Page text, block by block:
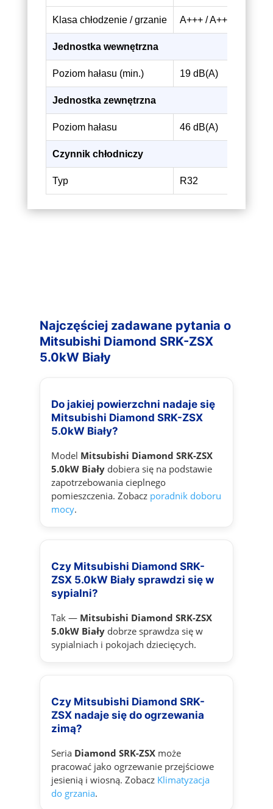
Klasa chłodzenie / grzanie A+++ / A+++
Jednostka wewnętrzna
Poziom hałasu (min.) 19 dB(A)
Jednostka zewnętrzna
Poziom hałasu 46 dB(A)
Czynnik chłodniczy
Typ R32
Najczęściej zadawane pytania o
Mitsubishi Diamond SRK-ZSX
5.0kW Biały
Do jakiej powierzchni nadaje się
Mitsubishi Diamond SRK-ZSX
5.0kW Biały?
Model Mitsubishi Diamond SRK-ZSX
5.0kW Białydobiera się na podstawie
zapotrzebowania cieplnego
pomieszczenia. Zobacz poradnik doboru
mocy.
Czy Mitsubishi Diamond SRK-
ZSX 5.0kW Biały sprawdzi się w
sypialni?
Tak — Mitsubishi Diamond SRK-ZSX
5.0kW Białydobrze sprawdza się w
sypialniach i pokojach dziecięcych.
Czy Mitsubishi Diamond SRK-
ZSX nadaje się do ogrzewania
zimą?
Seria Diamond SRK-ZSXmoże
pracować jako ogrzewanie przejściowe
jesienią i wiosną. Zobacz Klimatyzacja
do grzania.